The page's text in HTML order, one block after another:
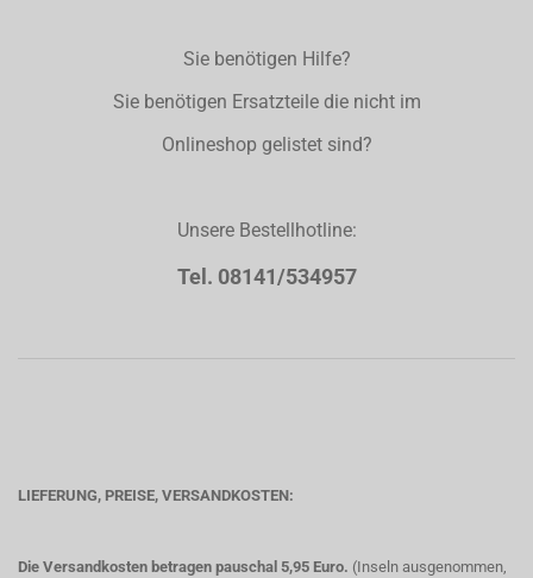
Sie benötigen Hilfe?
Sie benötigen Ersatzteile die nicht im
Onlineshop gelistet sind?
Unsere Bestellhotline:
Tel. 08141/534957
LIEFERUNG, PREISE, VERSANDKOSTEN:
Die Versandkosten betragen pauschal 5,95 Euro. (Inseln ausgenommen,